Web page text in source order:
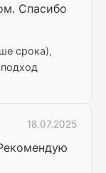
Спасибо
срока),
18.07.2025